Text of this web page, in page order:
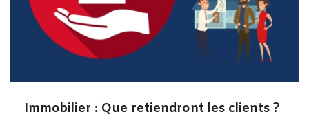
Immobilier : Que retiendront les clients ?